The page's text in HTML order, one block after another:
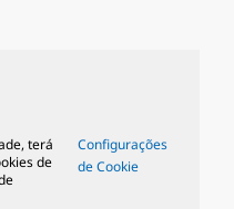
terá
de
Configurações
de Cookie